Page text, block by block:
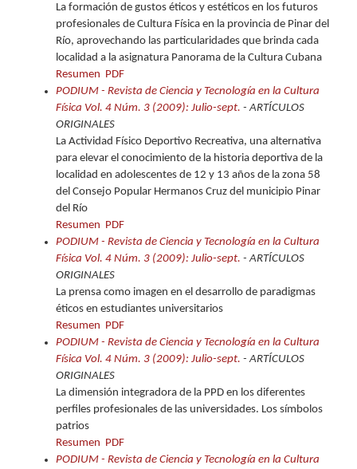
La formación de gustos éticos y estéticos en los futuros
profesionales de Cultura Física en la provincia de Pinar del
Río, aprovechando las particularidades que brinda cada
localidad a la asignatura Panorama de la Cultura Cubana
Resumen PDF
PODIUM - Revista de Ciencia y Tecnología en la Cultura
Física Vol. 4 Núm. 3 (2009): Julio-sept. - ARTÍCULOS
ORIGINALES
La Actividad Físico Deportivo Recreativa, una alternativa
para elevar el conocimiento de la historia deportiva de la
localidad en adolescentes de 12 y 13 años de la zona 58
del Consejo Popular Hermanos Cruz del municipio Pinar
del Río
Resumen PDF
PODIUM - Revista de Ciencia y Tecnología en la Cultura
Física Vol. 4 Núm. 3 (2009): Julio-sept. - ARTÍCULOS
ORIGINALES
La prensa como imagen en el desarrollo de paradigmas
éticos en estudiantes universitarios
Resumen PDF
PODIUM - Revista de Ciencia y Tecnología en la Cultura
Física Vol. 4 Núm. 3 (2009): Julio-sept. - ARTÍCULOS
ORIGINALES
La dimensión integradora de la PPD en los diferentes
perfiles profesionales de las universidades. Los símbolos
patrios
Resumen PDF
PODIUM - Revista de Ciencia y Tecnología en la Cultura